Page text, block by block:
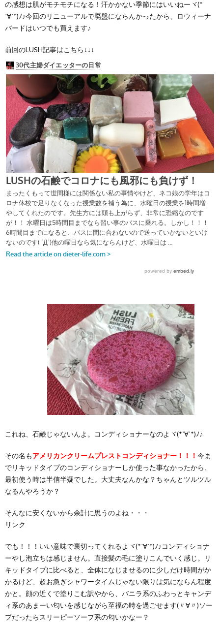
の感想は肌がモチモチになる！汗かかない季節にはいいねーヾ(*
´∀`*)ﾉ♪今回のリニューアルで廃盤にならんかったから、ロウィーナ
バードはいつでも買えます♪
前回のLUSH記事はこちら↓↓↓
これね、石鹸じゃないんよ。コンディショナーなのよヾ(*´∀`*)ﾉ♪
その名もアメリカンクリームプレストコンディショナー！！！ 今ま
でリキッドタイプのコンディショナーしか使った事なかったから、
最初使う時は半信半疑でした。大丈夫なんかな？ちゃんとツルツル
なるんやろうか？
そんなに安くないから余計に思うのよね・・・
リンク
でも！！！いい意味で裏切ってくれるよヾ(*´∀`*)ﾉ♪コンディショナ
ーやし泡立ちは感じません。直接髪の毛に塗りこんでいく感じ。リ
キッドタイプに比べると、全体になじませるのに少しだけ時間がか
かるけど、超お急ぎシャワータイムじゃない限りは気にならん程度
かと。顔の近くで塗りこむ訳やから、バニラ系のふわっとキャンデ
ィ系のあまーい匂いを感じながら至福の時を過ごせます(〃∀〃)ソー
プだったらスリーピーソープ系の匂いかなー？